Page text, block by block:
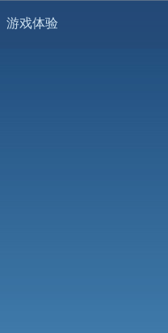
游戏体验